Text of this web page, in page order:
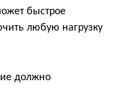
быстрое
любую нагрузку
должно